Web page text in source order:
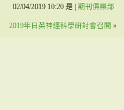
02/04/2019 10:20 是 |期刊俱樂部
2019年日英神經科學研討會召開 »